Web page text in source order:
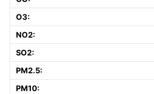
O3:
NO2:
SO2:
PM2.5:
PM10: